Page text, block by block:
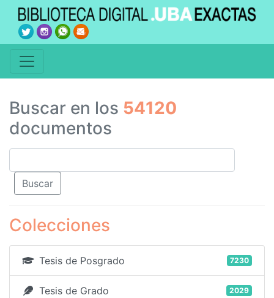
Buscar en los 54120
documentos
Colecciones
Tesis de Posgrado 7230
Tesis de Grado 2029